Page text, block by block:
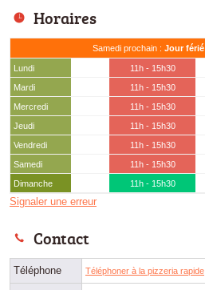
Horaires
Samedi prochain : Jour
Lundi 11h - 15h30
Mardi
11h - 15h30
Mercredi
11h - 15h30
Jeudi
11h - 15h30
Vendredi
11h - 15h30
Samedi
11h - 15h30
Dimanche
11h - 15h30
Signaler une erreur
Contact
Téléphone Téléphoner à la pizzeria rapide